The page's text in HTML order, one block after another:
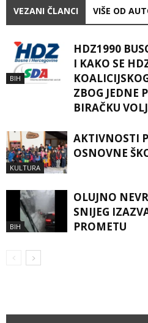
VEZANI ČLANCI VIŠE OD
BIH
HDZ1990
I KAKO SE
ZBOG JEDNE
BIRAČKU
KULTURA
AKTIVNOSTI
OSNOVNE
BIH
OLUJNO
SNIJEG
PROMETU